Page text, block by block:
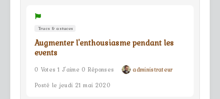
Trucs & astuces
Augmenter l'enthousiasme pendant les
events
0 Votes 1 J'aime 0 Réponses
administrateur
Posté le jeudi 21 mai 2020